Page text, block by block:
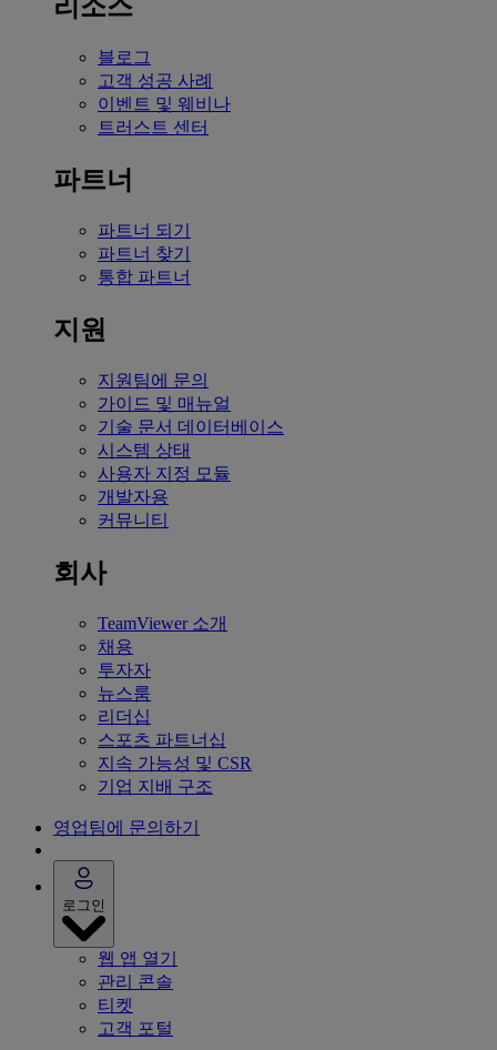
리소스
블로그
고객 성공 사례
이벤트 및 웨비나
트러스트 센터
파트너
파트너 되기
파트너 찾기
통합 파트너
지원
지원팀에 문의
가이드 및 매뉴얼
기술 문서 데이터베이스
시스템 상태
사용자 지정 모듈
개발자용
커뮤니티
회사
TeamViewer 소개
채용
투자자
뉴스룸
리더십
스포츠 파트너십
지속 가능성 및 CSR
기업 지배 구조
영업팀에 문의하기
로그인
웹 앱 열기
관리 콘솔
티켓
고객 포털